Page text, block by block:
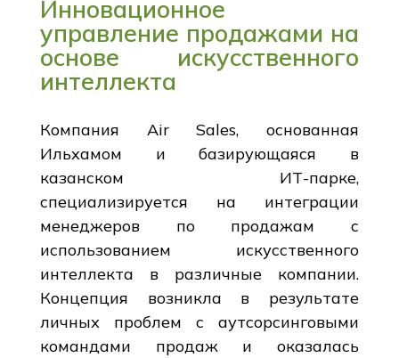
Инновационное
управление продажами на
основе искусственного
интеллекта
Компания Air Sales, основанная
Ильхамом и базирующаяся в
казанском ИТ-парке,
специализируется на интеграции
менеджеров по продажам с
использованием искусственного
интеллекта в различные компании.
Концепция возникла в результате
личных проблем с аутсорсинговыми
командами продаж и оказалась